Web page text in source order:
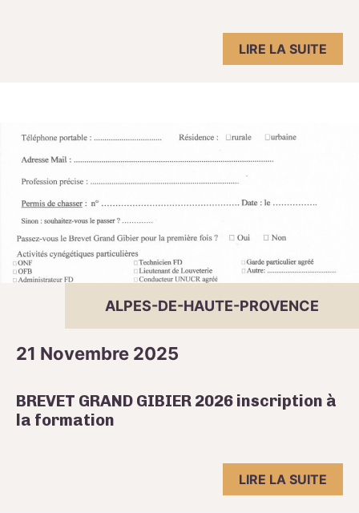
LIRE LA SUITE
ALPES-DE-HAUTE-PROVENCE
21 Novembre 2025
BREVET GRAND GIBIER 2026 inscription à
la formation
LIRE LA SUITE